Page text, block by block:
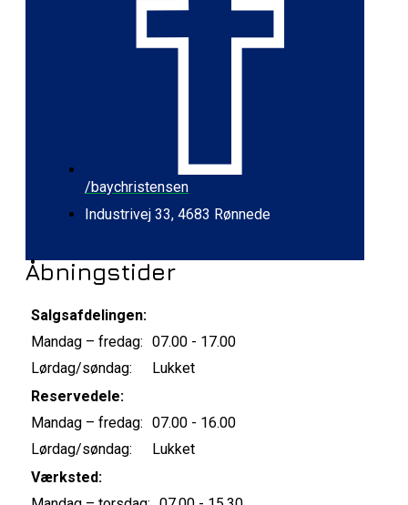
/baychristensen
Industrivej 33, 4683 Rønnede
Åbningstider
Salgsafdelingen:
Mandag – fredag: 07.00 - 17.00
Lørdag/søndag:
Lukket
Reservedele:
Mandag – fredag: 07.00 - 16.00
Lørdag/søndag:
Lukket
Værksted: